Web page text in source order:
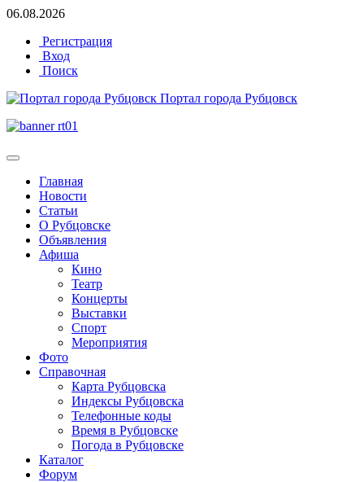
06.08.2026
Регистрация
Вход
Поиск
Портал города Рубцовск
Главная
Новости
Статьи
О Рубцовске
Объявления
Афиша
Кино
Театр
Концерты
Выставки
Спорт
Мероприятия
Фото
Справочная
Карта Рубцовска
Индексы Рубцовска
Телефонные коды
Время в Рубцовске
Погода в Рубцовске
Каталог
Форум